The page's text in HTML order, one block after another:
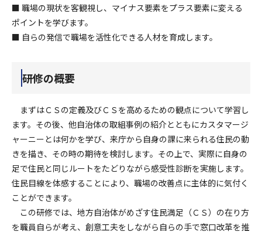
■ 職場の現状を客観視し、マイナス要素をプラス要素に変える
ポイントを学びます。
■ 自らの発信で職場を活性化できる人材を育成します。
研修の概要
まずはＣＳの定義及びＣＳを高めるための観点について学習し
ます。その後、他自治体の取組事例の紹介とともにカスタマージ
ャーニーとは何かを学び、来庁から自身の課に来られる住民の動
きを描き、その時の期待を検討します。その上で、実際に自身の
足で住民と同じルートをたどりながら感受性診断を実施します。
住民目線を体感することにより、職場の改善点に主体的に気付く
ことができます。
この研修では、地方自治体がめざす住民満足（ＣＳ）の在り方
を職員自らが考え、創意工夫をしながら自らの手で窓口改革を推